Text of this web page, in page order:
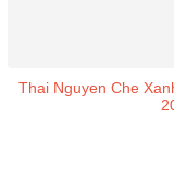
Thai Nguyen Che